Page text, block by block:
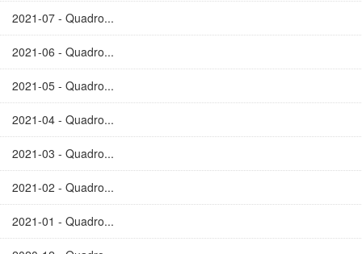
2021-07 - Quadro...
2021-06 - Quadro...
2021-05 - Quadro...
2021-04 - Quadro...
2021-03 - Quadro...
2021-02 - Quadro...
2021-01 - Quadro...